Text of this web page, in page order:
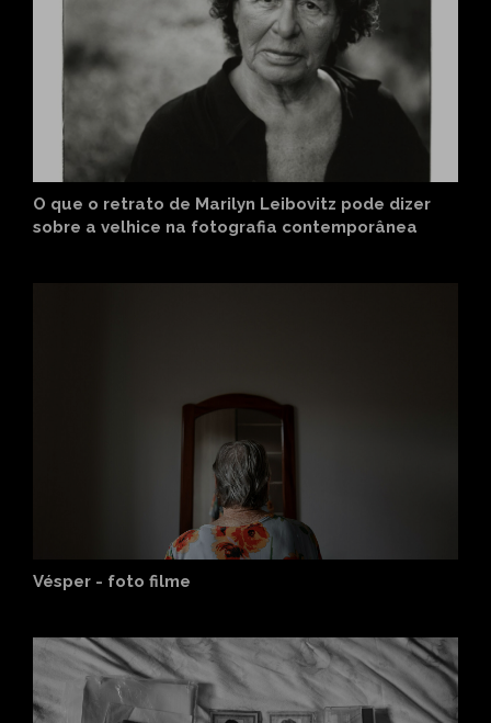
O que o retrato de Marilyn Leibovitz pode dizer
sobre a velhice na fotografia contemporânea
Vésper - foto filme